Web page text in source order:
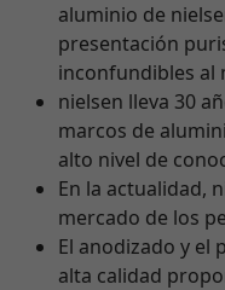
aluminio de
presentación
inconfundibles al
nielsen lleva 30
marcos de
alto nivel de
En la actualidad,
mercado de los
El anodizado y el
alta calidad